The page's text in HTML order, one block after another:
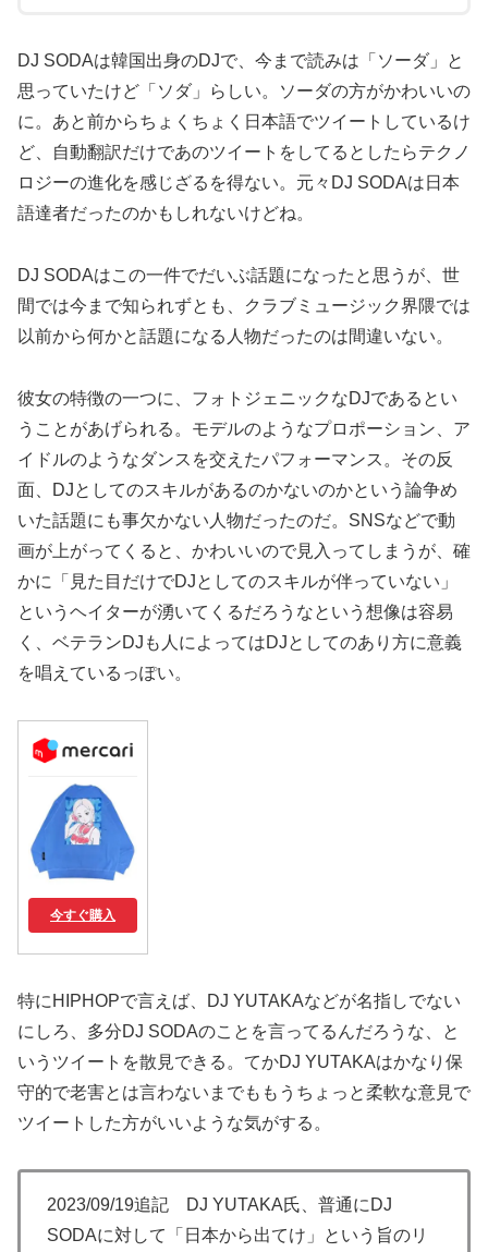
DJ SODAは韓国出身のDJで、今まで読みは「ソーダ」と
思っていたけど「ソダ」らしい。ソーダの方がかわいいの
に。あと前からちょくちょく日本語でツイートしているけ
ど、自動翻訳だけであのツイートをしてるとしたらテクノ
ロジーの進化を感じざるを得ない。元々DJ SODAは日本
語達者だったのかもしれないけどね。
DJ SODAはこの一件でだいぶ話題になったと思うが、世
間では今まで知られずとも、クラブミュージック界隈では
以前から何かと話題になる人物だったのは間違いない。
彼女の特徴の一つに、フォトジェニックなDJであるとい
うことがあげられる。モデルのようなプロポーション、ア
イドルのようなダンスを交えたパフォーマンス。その反
面、DJとしてのスキルがあるのかないのかという論争め
いた話題にも事欠かない人物だったのだ。SNSなどで動
画が上がってくると、かわいいので見入ってしまうが、確
かに「見た目だけでDJとしてのスキルが伴っていない」
というヘイターが湧いてくるだろうなという想像は容易
く、ベテランDJも人によってはDJとしてのあり方に意義
を唱えているっぽい。
今すぐ購入
特にHIPHOPで言えば、DJ YUTAKAなどが名指しでない
にしろ、多分DJ SODAのことを言ってるんだろうな、と
いうツイートを散見できる。てかDJ YUTAKAはかなり保
守的で老害とは言わないまでももうちょっと柔軟な意見で
ツイートした方がいいような気がする。
2023/09/19追記 DJ YUTAKA氏、普通にDJ
SODAに対して「日本から出てけ」という旨のリ